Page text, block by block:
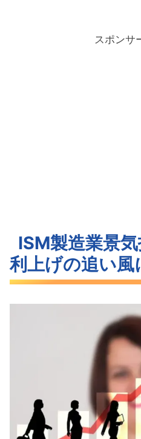
スポンサ
ISM製造業景
利上げの追い風